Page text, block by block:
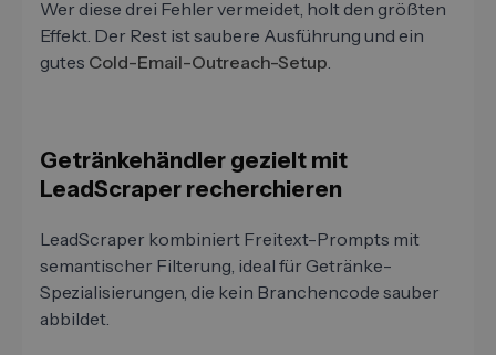
Wer diese drei Fehler vermeidet, holt den größten
Effekt. Der Rest ist saubere Ausführung und ein
gutes Cold-Email-Outreach-Setup.
Getränkehändler gezielt mit
LeadScraper recherchieren
LeadScraper kombiniert Freitext-Prompts mit
semantischer Filterung, ideal für Getränke-
Spezialisierungen, die kein Branchencode sauber
abbildet.